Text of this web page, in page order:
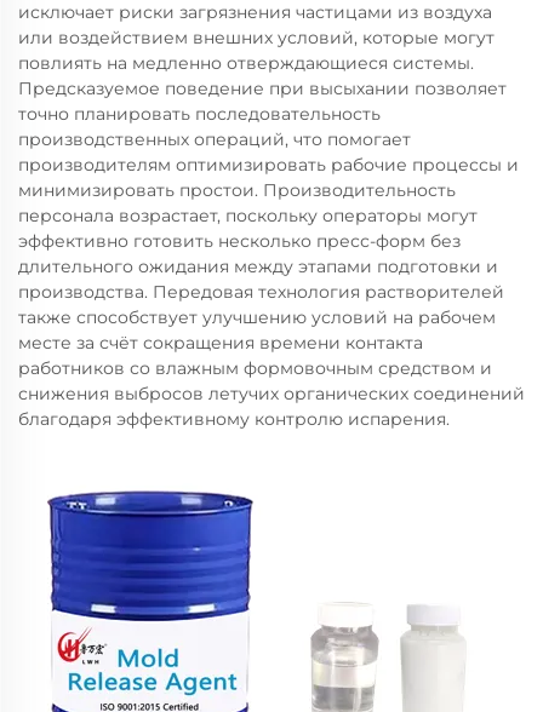
исключает риски загрязнения частицами из воздуха
или воздействием внешних условий, которые могут
повлиять на медленно отверждающиеся системы.
Предсказуемое поведение при высыхании позволяет
точно планировать последовательность
производственных операций, что помогает
производителям оптимизировать рабочие процессы и
минимизировать простои. Производительность
персонала возрастает, поскольку операторы могут
эффективно готовить несколько пресс-форм без
длительного ожидания между этапами подготовки и
производства. Передовая технология растворителей
также способствует улучшению условий на рабочем
месте за счёт сокращения времени контакта
работников со влажным формовочным средством и
снижения выбросов летучих органических соединений
благодаря эффективному контролю испарения.